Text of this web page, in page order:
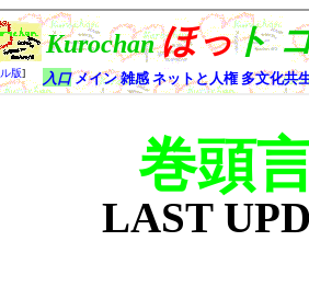
巻頭
LAST